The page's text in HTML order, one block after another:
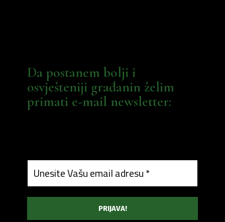
Da postanem bolji i
osvješteniji građanin želim
primati e-mail newsletter: